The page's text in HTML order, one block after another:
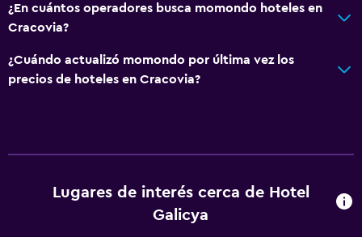
Botiquín de primeros auxilios
Cámaras CCTV en el exterior
¿En cuántos operadores busca momondo hoteles en
Cracovia?
¿Cuándo actualizó momondo por última vez los
precios de hoteles en Cracovia?
Lugares de interés cerca de Hotel
Galicya